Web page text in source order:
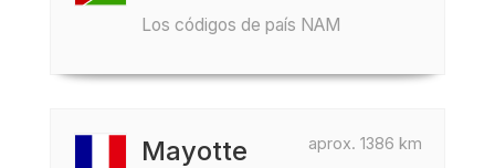
Los códigos de país NAM
aprox. 1386 km
Mayotte